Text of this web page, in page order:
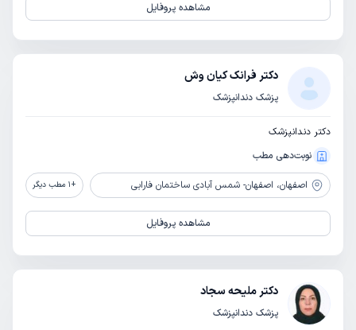
مشاهده پروفایل
دکتر فرانک کیان وش
پزشک دندانپزشک
دکتر دندانپزشک
نوبت‌دهی مطب
اصفهان، اصفهان- شمس آبادی ساختمان فارابی +
1 مطب دیگر
مشاهده پروفایل
دکتر ملیحه سجاد
پزشک دندانپزشک